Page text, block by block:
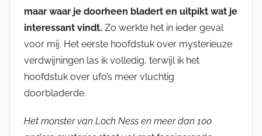
maar waar je doorheen bladert en uitpikt wat je
interessant vindt. Zo werkte het in ieder geval
voor mij. Het eerste hoofdstuk over mysterieuze
verdwijningen las ik volledig, terwijl ik het
hoofdstuk over ufo’s meer vluchtig
doorbladerde.
Het monster van Loch Ness en meer dan 100